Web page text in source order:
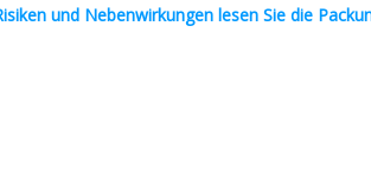
und Nebenwirkungenlesen Sie die